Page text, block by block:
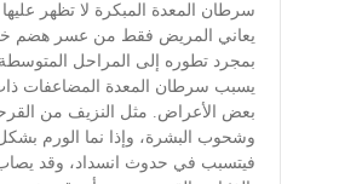
سرطان المعدة المبكرة لا تظهر
يعاني المريض فقط من عسر هضم
بمجرد تطوره إلى المراحل المتوسطة
يسبب سرطان المعدة المضاعفات
بعض الأعراض. مثل النزيف من
وشحوب البشرة، وإذا نما الورم
فيتسبب في حدوث انسداد، وقد